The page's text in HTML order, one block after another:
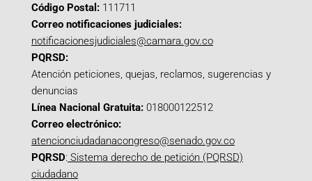
Código Postal: 111711
Correo notificaciones judiciales:
notificacionesjudiciales@camara.gov.co
PQRSD:
Atención peticiones, quejas, reclamos, sugerencias y
denuncias
Línea Nacional Gratuita: 018000122512
Correo electrónico:
atencionciudadanacongreso@senado.gov.co
PQRSD: Sistema derecho de petición (PQRSD)
ciudadano